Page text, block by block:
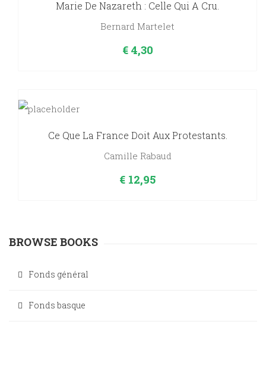
Marie De Nazareth : Celle Qui A Cru.
Bernard Martelet
€4,30
Ce Que La France Doit Aux Protestants.
Camille Rabaud
€ 12,95
BROWSE BOOKS
Fonds général
Fonds basque